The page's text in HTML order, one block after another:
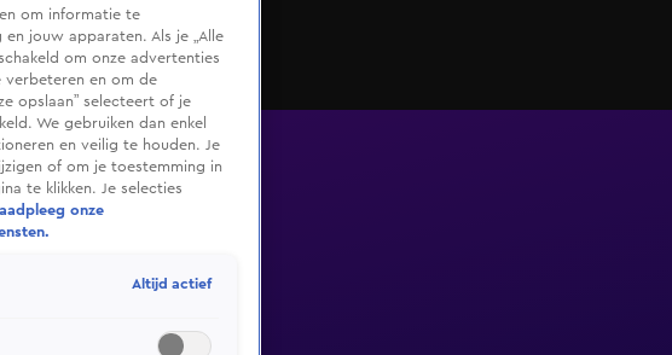
alles: ze had een cadeautje voor Krys een oranje
Stipsjaaltje! Nadat ze hem uitlegde hoe het moest,
stond het hem verrassend goed. Misschien toch een
carnavalsconcert in de maak?
om informatie te
jouw apparaten. Als je „Alle
om onze advertenties
verbeteren en om de
opslaan” selecteert of je
We gebruiken dan enkel
en veilig te houden. Je
of om je toestemming in
te klikken. Je selecties
onze
Altijd actief